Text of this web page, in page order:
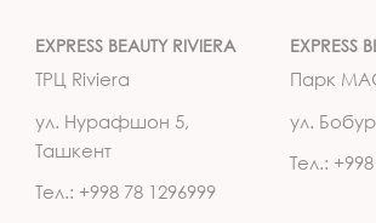
EXPRESS BEAUTY RIVIERA
ТРЦ Riviera
ул. Нурафшон 5,
Ташкент
Тел.: +998 78 1296999
EXPRESS
Парк
ул.
Тел.: